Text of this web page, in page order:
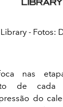
- Fotos:
nas
de cada
do